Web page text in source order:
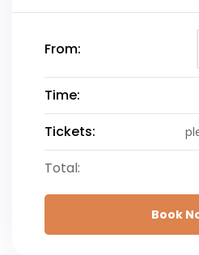
From:
Time:
Tickets:
Total:
Book